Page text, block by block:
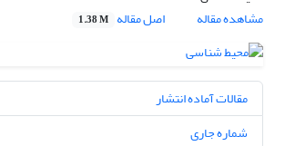
مشاهده مقاله
اصل مقاله 1.38 M
مقالات آماده انتشار
شماره جاری